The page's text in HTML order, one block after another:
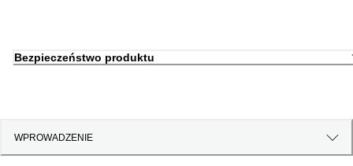
Bezpieczeństwo produktu
WPROWADZENIE